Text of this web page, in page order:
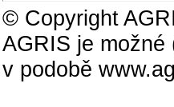
© Copyright
AGRIS je
v podobě